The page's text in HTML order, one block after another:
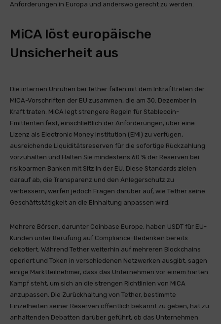
Anforderungen in Europa und anderswo gerecht zu werden.
MiCA löst europäische
Unsicherheit aus
Die internen Unruhen bei Tether fallen mit dem Inkrafttreten der
MiCA-Vorschriften der EU zusammen, die am 30. Dezember in
Kraft traten. MiCA legt strengere Regeln für Stablecoin-
Emittenten fest, einschließlich der Anforderungen, über eine
Lizenz als Electronic Money Institution (EMI) zu verfügen,
ausreichende Liquiditätsreserven für die sofortige Rückzahlung
vorzuhalten und Halten Sie mindestens 60 % der Reserven bei
risikoarmen Banken mit Sitz in der EU. Diese Standards zielen
darauf ab, die Transparenz und den Anlegerschutz zu
verbessern, werfen jedoch Fragen darüber auf, wie Tether seine
Geschäftstätigkeit an die Einhaltung anpassen wird.
Mehrere Börsen, darunter Coinbase Europe, haben USDT für EU-
Kunden unter Berufung auf Compliance-Bedenken bereits
dekotiert. Während Tether weiterhin auf mehreren Blockchains
operiert und Token in verschiedenen Netzwerken ausgibt, sagen
einige Marktteilnehmer, dass das Unternehmen vor einem harten
Kampf steht, um sich an die strengen Richtlinien von MiCA
anzupassen. Die Zurückhaltung von Tether, bestimmte
Einzelheiten seiner Reserven öffentlich bekannt zu geben, hat zu
anhaltenden Debatten darüber geführt, ob das Unternehmen